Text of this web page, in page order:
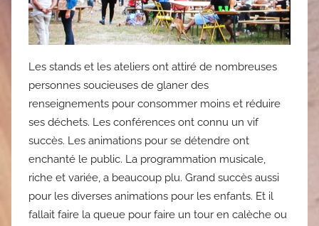
Les stands et les ateliers ont attiré de nombreuses
personnes soucieuses de glaner des
renseignements pour consommer moins et réduire
ses déchets. Les conférences ont connu un vif
succès. Les animations pour se détendre ont
enchanté le public. La programmation musicale,
riche et variée, a beaucoup plu. Grand succès aussi
pour les diverses animations pour les enfants. Et il
fallait faire la queue pour faire un tour en calèche ou